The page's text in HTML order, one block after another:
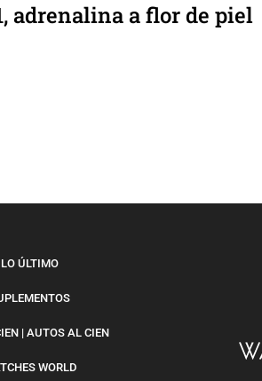
adrenalina a flor de piel
LO ÚLTIMO
| AUTOS AL CIEN
WORLD